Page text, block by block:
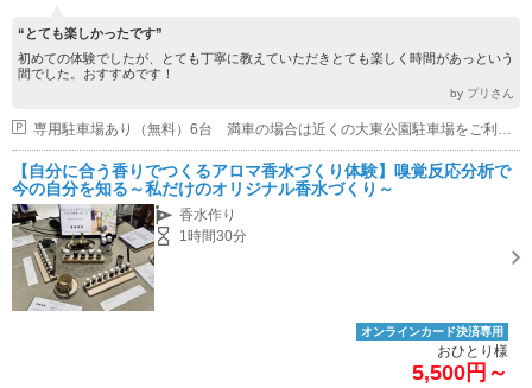
“とても楽しかったです”
初めての体験でしたが、とても丁寧に教えていただきとても楽しく時間があっという
間でした。おすすめです！
by プリさん
専用駐車場あり（無料）6台 満車の場合は近くの大東公園駐車場をご利用ください
【自分に合う香りでつくるアロマ香水づくり体験】嗅覚反応分析で
今の自分を知る～私だけのオリジナル香水づくり～
香水作り
1時間30分
オンラインカード決済専用
おひとり様
5,500円～